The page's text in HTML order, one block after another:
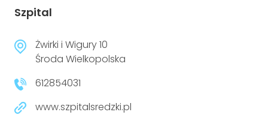
Szpital
Żwirki i Wigury 10
Środa Wielkopolska
612854031
www.szpitalsredzki.pl